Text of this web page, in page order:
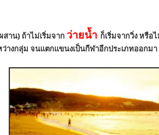
าน) ถ้าไม่เริ่มจาก ว่ายน้ำ ก็เริ่มจากวิ่ง หรือ
างกลุ่ม จนแตกแขนงเป็นกีฬาอีกประเภทออกมา